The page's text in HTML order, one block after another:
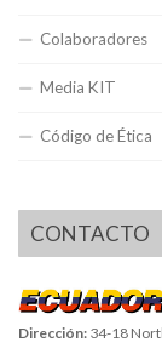
Colaboradores
Media KIT
Código de Ética
CONTACTO
Dirección: 34-18